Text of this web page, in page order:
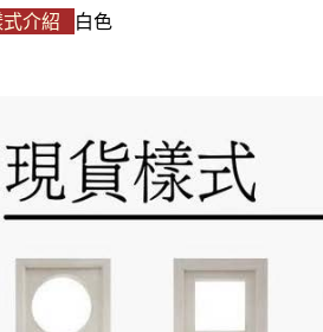
介紹 白色